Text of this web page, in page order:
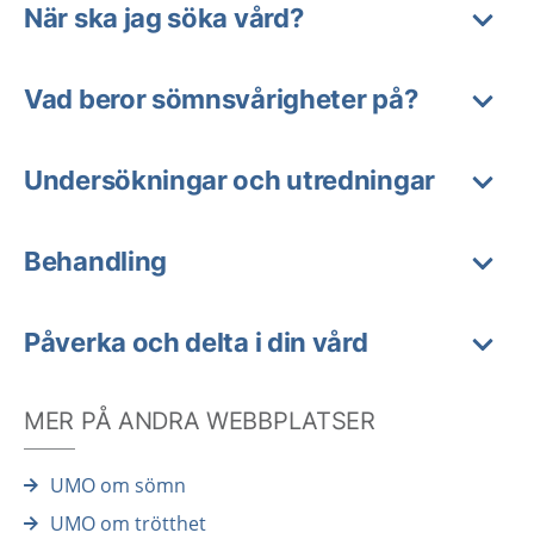
När ska jag söka vård?
Vad beror sömnsvårigheter på?
Undersökningar och utredningar
Behandling
Påverka och delta i din vård
MER PÅ ANDRA WEBBPLATSER
UMO om sömn
UMO om trötthet